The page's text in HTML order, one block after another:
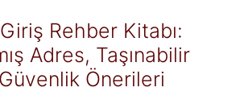
Rehber Kitabı:
Adres, Taşınabilir
Önerileri